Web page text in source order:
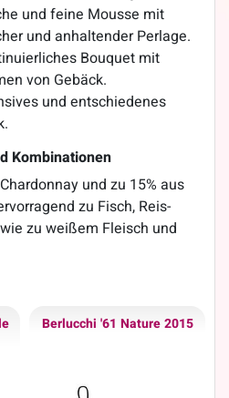
und feine Mousse mit
und anhaltender Perlage.
Bouquet mit
von Gebäck.
und entschiedenes
Kombinationen
und zu 15% aus
zu Fisch, Reis-
zu weißem Fleisch und
Berlucchi '61 Nature 2015